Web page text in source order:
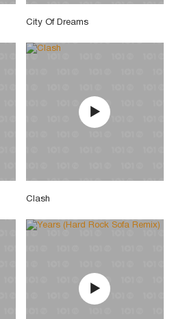
City Of Dreams
Clash